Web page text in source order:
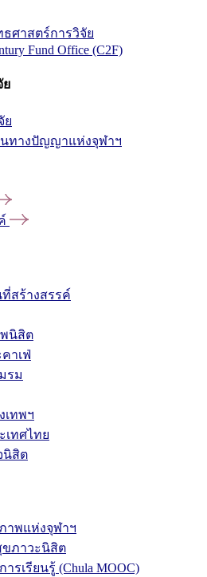
ศาสตร์การวิจัย
Fund Office (C2F)
ย
ย
ทางปัญญาแห่งจุฬาฯ
สร้างสรรค์
นิสิต
าเฟ่
รม
เทพฯ
เทศไทย
นิสิต
าพแห่งจุฬาฯ
ขภาวะนิสิต
รเรียนรู้ (Chula MOOC)